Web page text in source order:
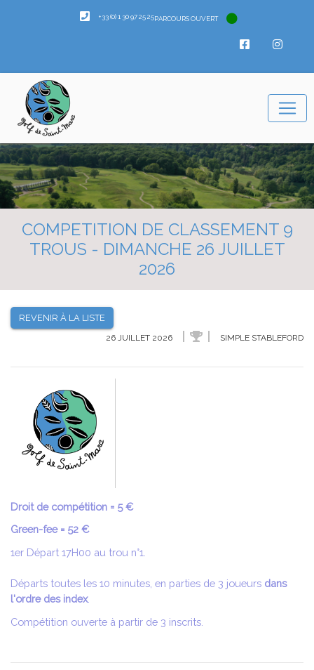
+33 (0) 1 30 97 25 25PARCOURS OUVERT
COMPETITION DE CLASSEMENT 9
TROUS - DIMANCHE 26 JUILLET
2026
REVENIR À LA LISTE
26 JUILLET 2026 SIMPLE STABLEFORD
Droit de compétition = 5 €
Green-fee = 52 €
1er Départ 17H00 au trou n°1.
Départs toutes les 10 minutes, en parties de 3 joueurs dans
l'ordre des index.
Compétition ouverte à partir de 3 inscrits.